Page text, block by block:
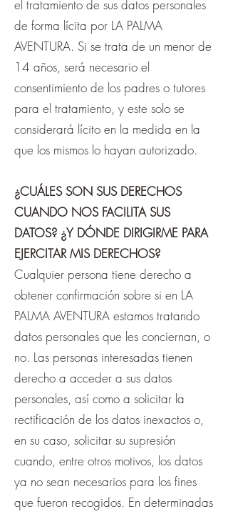
el tratamiento de sus datos personales
de forma lícita por LA PALMA
AVENTURA. Si se trata de un menor de
14 años, será necesario el
consentimiento de los padres o tutores
para el tratamiento, y este solo se
considerará lícito en la medida en la
que los mismos lo hayan autorizado.
¿CUÁLES SON SUS DERECHOS
CUANDO NOS FACILITA SUS
DATOS? ¿Y DÓNDE DIRIGIRME PARA
EJERCITAR MIS DERECHOS?
Cualquier persona tiene derecho a
obtener confirmación sobre si en LA
PALMA AVENTURA estamos tratando
datos personales que les conciernan, o
no. Las personas interesadas tienen
derecho a acceder a sus datos
personales, así como a solicitar la
rectificación de los datos inexactos o,
en su caso, solicitar su supresión
cuando, entre otros motivos, los datos
ya no sean necesarios para los fines
que fueron recogidos. En determinadas